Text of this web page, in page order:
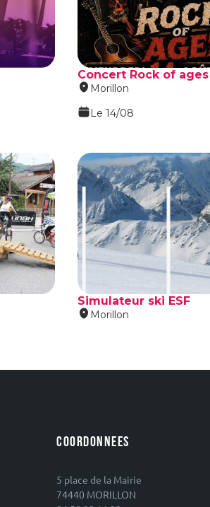
COORDONNEES
5 place de la Mairie
74440 MORILLON